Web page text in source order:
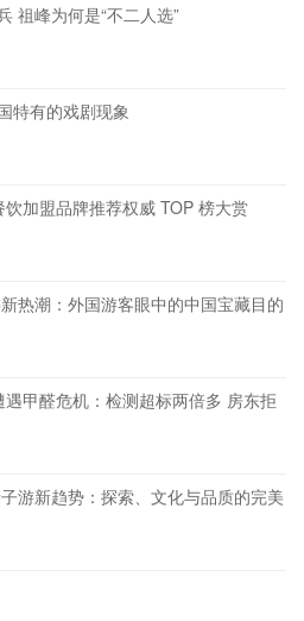
祖峰为何是“不二人选”
特有的戏剧现象
加盟品牌推荐权威 TOP 榜大赏
热潮：外国游客眼中的中国宝藏目的
遇甲醛危机：检测超标两倍多 房东拒
游新趋势：探索、文化与品质的完美